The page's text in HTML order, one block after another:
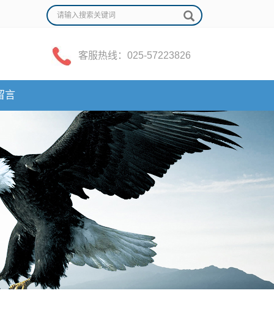
客服热线：025-57223826
言